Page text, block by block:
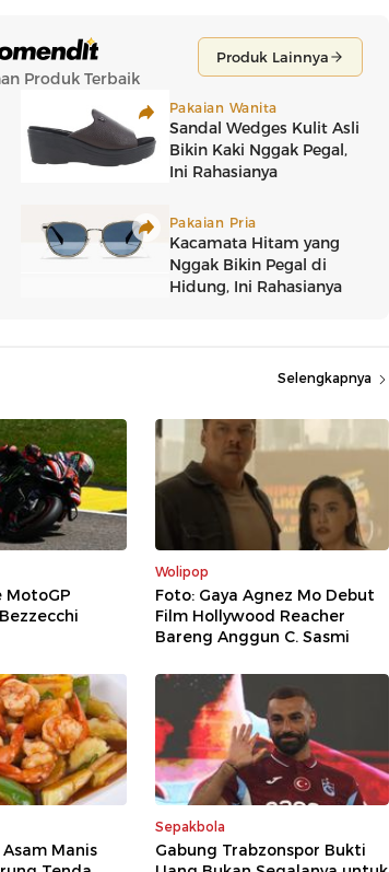
Selengkapnya
MotoGP
Wolipop
Foto: Gaya Agnez Mo Debut
Film Hollywood Reacher
Bareng Anggun C. Sasmi
Manis
Sepakbola
Gabung Trabzonspor Bukti